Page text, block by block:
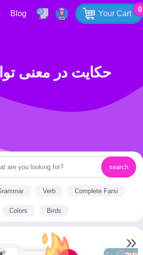
Your Cart
0
Blog
Verb Complete Farsi
Colors Birds
»